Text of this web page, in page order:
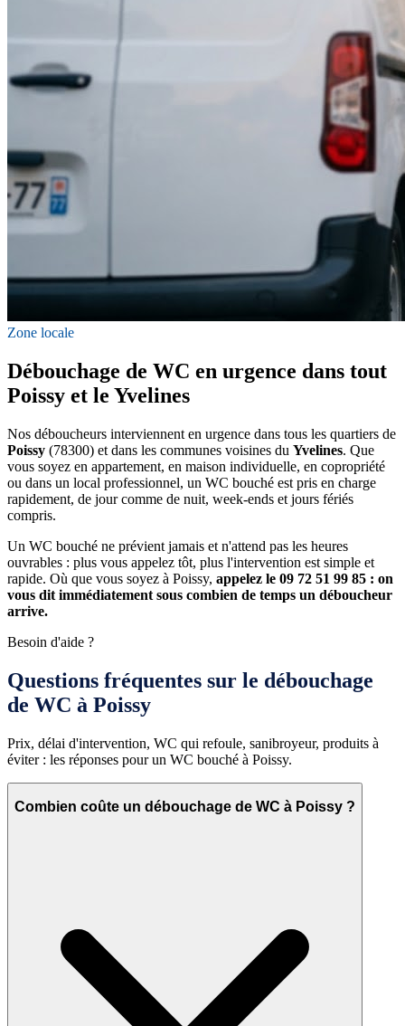
Zone locale
Débouchage de WC en urgence dans tout
Poissy et le Yvelines
Nos déboucheurs interviennent en urgence dans tous les quartiers de
Poissy (78300) et dans les communes voisines du Yvelines. Que
vous soyez en appartement, en maison individuelle, en copropriété
ou dans un local professionnel, un WC bouché est pris en charge
rapidement, de jour comme de nuit, week-ends et jours fériés
compris.
Un WC bouché ne prévient jamais et n'attend pas les heures
ouvrables : plus vous appelez tôt, plus l'intervention est simple et
rapide. Où que vous soyez à Poissy, appelez le 09 72 51 99 85 : on
vous dit immédiatement sous combien de temps un déboucheur
arrive.
Besoin d'aide ?
Questions fréquentes sur le débouchage
de WC à Poissy
Prix, délai d'intervention, WC qui refoule, sanibroyeur, produits à
éviter : les réponses pour un WC bouché à Poissy.
Combien coûte un débouchage de WC à Poissy ?